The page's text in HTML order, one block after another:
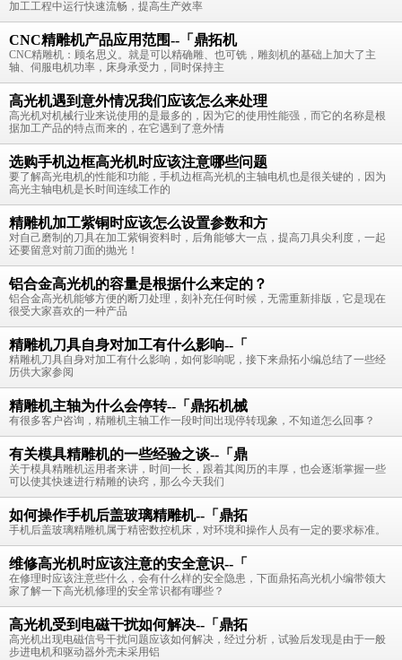
加工工程中运行快速流畅，提高生产效率
CNC精雕机产品应用范围--「鼎拓机
CNC精雕机：顾名思义。就是可以精确雕、也可铣，雕刻机的基础上加大了主
轴、伺服电机功率，床身承受力，同时保持主
高光机遇到意外情况我们应该怎么来处理
高光机对机械行业来说使用的是最多的，因为它的使用性能强，而它的名称是根
据加工产品的特点而来的，在它遇到了意外情
选购手机边框高光机时应该注意哪些问题
要了解高光电机的性能和功能，手机边框高光机的主轴电机也是很关键的，因为
高光主轴电机是长时间连续工作的
精雕机加工紫铜时应该怎么设置参数和方
对自己磨制的刀具在加工紫铜资料时，后角能够大一点，提高刀具尖利度，一起
还要留意对前刀面的抛光！
铝合金高光机的容量是根据什么来定的？
铝合金高光机能够方便的断刀处理，刻补充任何时候，无需重新排版，它是现在
很受大家喜欢的一种产品
精雕机刀具自身对加工有什么影响--「
精雕机刀具自身对加工有什么影响，如何影响呢，接下来鼎拓小编总结了一些经
历供大家参阅
精雕机主轴为什么会停转--「鼎拓机械
有很多客户咨询，精雕机主轴工作一段时间出现停转现象，不知道怎么回事？
有关模具精雕机的一些经验之谈--「鼎
关于模具精雕机运用者来讲，时间一长，跟着其阅历的丰厚，也会逐渐掌握一些
可以使其快速进行精雕的诀窍，那么今天我们
如何操作手机后盖玻璃精雕机--「鼎拓
手机后盖玻璃精雕机属于精密数控机床，对环境和操作人员有一定的要求标准。
维修高光机时应该注意的安全意识--「
在修理时应该注意些什么，会有什么样的安全隐患，下面鼎拓高光机小编带领大
家了解一下高光机修理的安全常识都有哪些？
高光机受到电磁干扰如何解决--「鼎拓
高光机出现电磁信号干扰问题应该如何解决，经过分析，试验后发现是由于一般
步进电机和驱动器外壳未采用铝